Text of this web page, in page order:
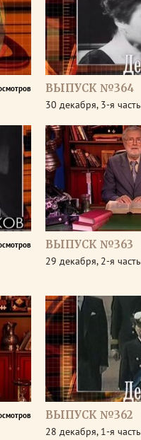
ВЫПУСК №364
30 декабря, 3-я часть
ВЫПУСК №363
29 декабря, 2-я часть
ВЫПУСК №362
28 декабря, 1-я часть